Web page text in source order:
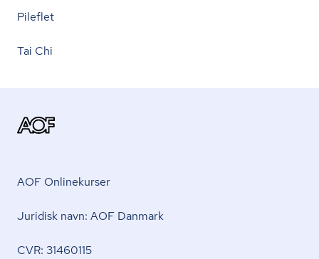
Pileflet
Tai Chi
AOF Onlinekurser
Juridisk navn: AOF Danmark
CVR: 31460115